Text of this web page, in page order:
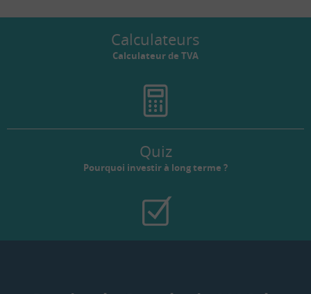
Calculateurs
Calculateur de TVA
Quiz
Pourquoi investir à long terme ?